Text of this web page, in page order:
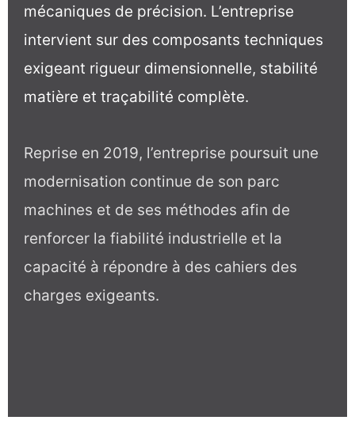
mécaniques de précision. L’entreprise
intervient sur des composants techniques
exigeant rigueur dimensionnelle, stabilité
matière et traçabilité complète.
Reprise en 2019, l’entreprise poursuit une
modernisation continue de son parc
machines et de ses méthodes afin de
renforcer la fiabilité industrielle et la
capacité à répondre à des cahiers des
charges exigeants.